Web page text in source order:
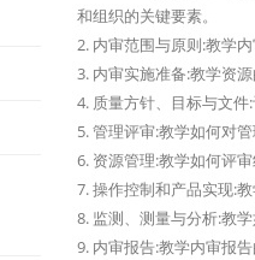
和组织的关键要素。
2. 内审范围与原则:教学
3. 内审实施准备:教学资
4. 质量方针、目标与文
5. 管理评审:教学如何对
6. 资源管理:教学如何评
7. 操作控制和产品实现:
8. 监测、测量与分析:教
9. 内审报告:教学内审报